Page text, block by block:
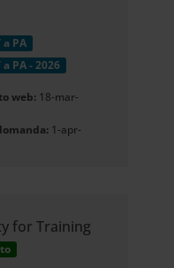
PA
PA - 2026
web: 18-mar-
1-apr-
for Training